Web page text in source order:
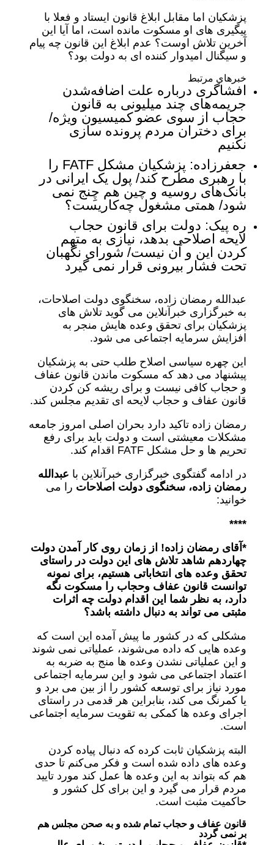
پزشکیان اما مقابل ابلاغ قانون ایستاد و فعلا با
پیگیری های او مسکوت مانده است، اما آیا این
آخرین تلاش اوست؟ عدم ابلاغ این قانون چه پیام
و سیگنال امیدوار کننده ای به دولت بود؟
خبرهای مرتبط
افشاگری درباره علت اضافه‌شدن
جریمه‌های چند میلیونی به قانون
حجاب از سوی عضو کمیسیون ویژه/
برای دختران مردم پرونده سازی
نکنیم
جعفرزاده: پزشکیان مشکل FATF را
با رهبری مطرح کند/ پول یک ایرانی در
بانک‌های روسیه و چین هم چِنج نمی
شود/ همتی مشغول چه‌کاریست؟
ره پیک: دولت برای قانون حجاب
لایحه اصلاحی بدهد، نیازی به متهم
کردن این و آن نیست/ شورای نگهبان
تحت فشار بیرونی قرار نمی گیرد
عبدالله رمضان زاده، سخنگوی دولت اصلاحات،
به خبرگزاری خبرآنلاین می گوید تلاش های
پزشکیان برای تحقق وعده هایش منجر به
افزایش سرمایه اجتماعی می شود.
این چهره سیاسی اصلاح طلب حتی به پزشکیان
پیشنهاد می دهد که مسکوت ماندن قانون عفاف
و حجاب کافی نیست و برای ریشه کن کردن
قانون عفاف و حجاب لایحه ای تقدیم مجلس کند.
رمضان زاده تاکید دارد بحران اصلی امروز جامعه
مشکلات معیشتی است و دولت باید برای رفع
تحریم ها و حل مشکل FATF اقدام کند.
در ادامه گفتگوی خبرگزاری خبرآنلاین با عبدالله
رمضان زاده، سخنگوی دولت اصلاحات را می
خوانید:
****
*آقای رمضان زاده! از زمان روی کار آمدن دولت
چهاردهم شاهد تلاش های این دولت در راستای
تحقق وعده های انتخاباتی هستیم، برای نمونه
توانست قانون عفاف وحجاب را مسکوت نگه
دارد، به نظر شما این اقدام دولت چه اثرات
مثبتی می تواند به دنبال داشته باشد؟
مشکلی که در کشور ما پیش آمده این است که
وعده هایی که داده می‌شوند، عملیاتی نمی شوند
و این عملیاتی نشدن وعده ها منج به ضربه به
اعتماد اجتماعی می شود و این سرمایه اجتماعی
مورد نیاز برای توسعه کشور را از بین می برد و
یا کمرنگ می کند، بنابراین هر قدمی در راستای
اجرای وعده ها کمکی به تقویت سرمایه اجتماعی
است.
البته پزشکیان ثابت کرده که دنبال پیاده کردن
وعده های داده شده است و فکر می‌کنم تا حدی
هم که بتواند به این وعده ها عمل کند مورد تایید
مردم قرار می گیرد و این برای کل کشور و
حاکمیت مثبت است.
قانون عفاف و حجاب تمام شده و به صحن مجلس هم
بر نمی گردد